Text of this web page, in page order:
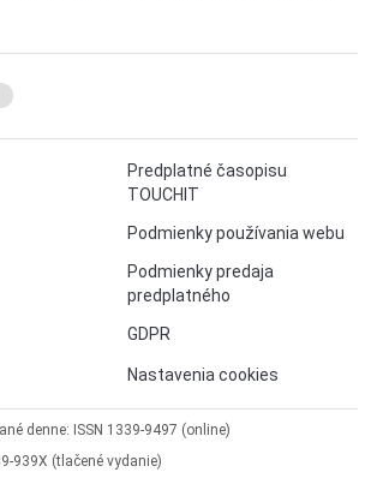
Predplatné časopisu
TOUCHIT
Podmienky používania webu
Podmienky predaja
predplatného
GDPR
Nastavenia cookies
denne: ISSN 1339-9497 (online)
939X (tlačené vydanie)